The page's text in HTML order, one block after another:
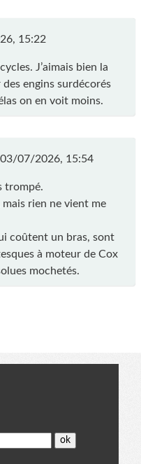
15:22
J’aimais bien la
engins surdécorés
on en voit moins.
03/07/2026, 15:54
trompé.
rien ne vient me
coûtent un bras, sont
à moteur de Cox
mochetés.